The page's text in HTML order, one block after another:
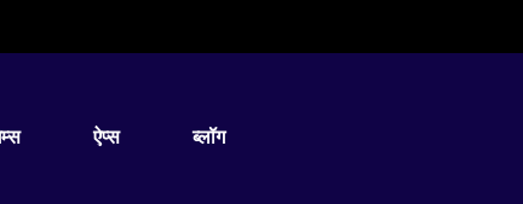
ऐप्स ब्लॉग